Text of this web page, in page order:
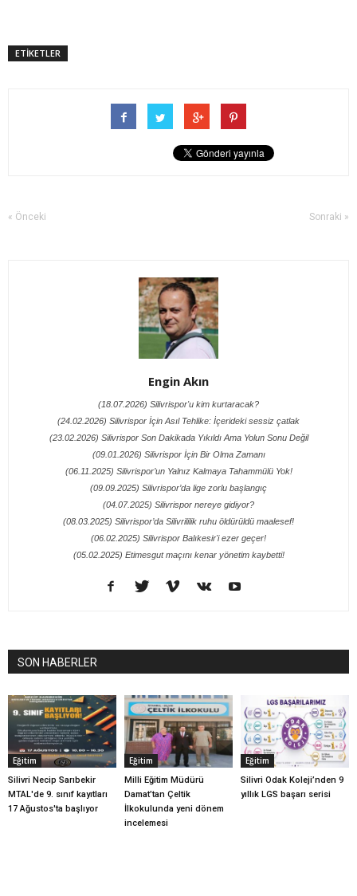
ETİKETLER
« Önceki Sonraki »
Engin Akın
(18.07.2026) Silivrispor'u kim kurtaracak?
(24.02.2026) Silivrispor İçin Asıl Tehlike: İçerideki sessiz çatlak
(23.02.2026) Silivrispor Son Dakikada Yıkıldı Ama Yolun Sonu Değil
(09.01.2026) Silivrispor İçin Bir Olma Zamanı
(06.11.2025) Silivrispor’un Yalnız Kalmaya Tahammülü Yok!
(09.09.2025) Silivrispor’da lige zorlu başlangıç
(04.07.2025) Silivrispor nereye gidiyor?
(08.03.2025) Silivrispor’da Silivrililik ruhu öldürüldü maalesef!
(06.02.2025) Silivrispor Balıkesir'i ezer geçer!
(05.02.2025) Etimesgut maçını kenar yönetim kaybetti!
SON HABERLER
Eğitim
Silivri Necip Sarıbekir
MTAL'de 9. sınıf kayıtları
17 Ağustos'ta başlıyor
Eğitim
Milli Eğitim Müdürü
Damat’tan Çeltik
İlkokulunda yeni dönem
incelemesi
Eğitim
Silivri Odak Koleji’nden 9
yıllık LGS başarı serisi